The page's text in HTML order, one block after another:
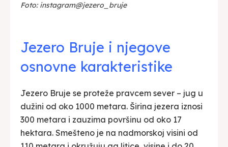
Foto: instagram@jezero_bruje
Jezero Bruje i njegove
osnovne karakteristike
Jezero Bruje se proteže pravcem sever – jug u
dužini od oko 1000 metara. Širina jezera iznosi
300 metara i zauzima površinu od oko 17
hektara. Smešteno je na nadmorskoj visini od